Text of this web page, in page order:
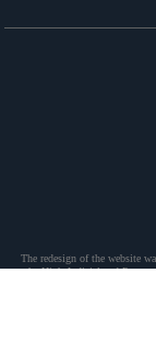
The redesign of the website
the High Judicial and